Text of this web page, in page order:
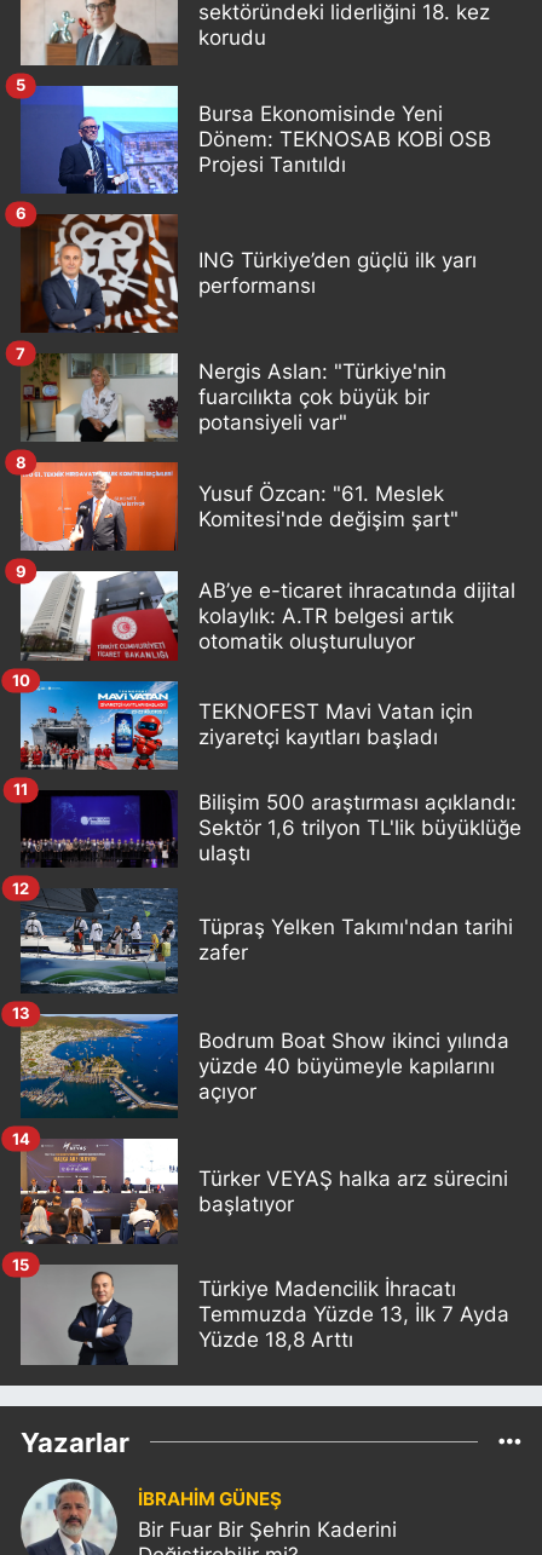
sektöründeki liderliğini 18. kez
korudu
Bursa Ekonomisinde Yeni
Dönem: TEKNOSAB KOBİ OSB
Projesi Tanıtıldı
5
ING Türkiye’den güçlü ilk yarı
performansı
6
Nergis Aslan: "Türkiye'nin
fuarcılıkta çok büyük bir
potansiyeli var"
7
Yusuf Özcan: "61. Meslek
Komitesi'nde değişim şart"
8
AB’ye e-ticaret ihracatında dijital
kolaylık: A.TR belgesi artık
otomatik oluşturuluyor
9
TEKNOFEST Mavi Vatan için
ziyaretçi kayıtları başladı
10
Bilişim 500 araştırması açıklandı:
Sektör 1,6 trilyon TL'lik büyüklüğe
ulaştı
11
Tüpraş Yelken Takımı'ndan tarihi
zafer
12
Bodrum Boat Show ikinci yılında
yüzde 40 büyümeyle kapılarını
açıyor
13
Türker VEYAŞ halka arz sürecini
başlatıyor
14
Türkiye Madencilik İhracatı
Temmuzda Yüzde 13, İlk 7 Ayda
Yüzde 18,8 Arttı
15
Yazarlar
İBRAHİM GÜNEŞ
Bir Fuar Bir Şehrin Kaderini